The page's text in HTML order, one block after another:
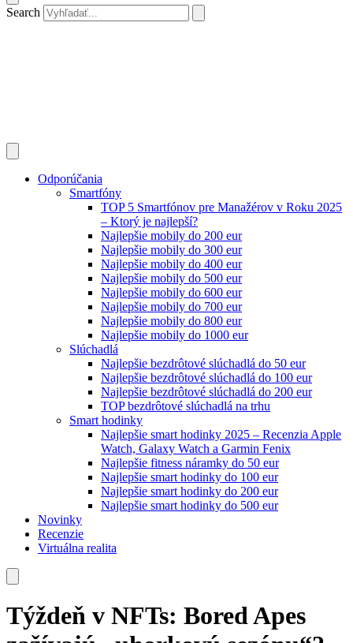
Search
Odporúčania
Smartfóny
TOP 5 Smartfónov pre Manažérov v Roku 2025
– Ktorý je najlepší?
Najlepšie mobily do 200 eur
Najlepšie mobily do 300 eur
Najlepšie mobily do 400 eur
Najlepšie mobily do 500 eur
Najlepšie mobily do 600 eur
Najlepšie mobily do 700 eur
Najlepšie mobily do 800 eur
Najlepšie mobily do 1000 eur
Slúchadlá
Najlepšie bezdrôtové slúchadlá do 50 eur
Najlepšie bezdrôtové slúchadlá do 100 eur
Najlepšie bezdrôtové slúchadlá do 200 eur
TOP bezdrôtové slúchadlá na trhu
Smart hodinky
Najlepšie smart hodinky 2025 – Recenzia Apple
Watch, Galaxy Watch a Garmin Fenix
Najlepšie fitness náramky do 50 eur
Najlepšie smart hodinky do 100 eur
Najlepšie smart hodinky do 200 eur
Najlepšie smart hodinky do 500 eur
Novinky
Recenzie
Virtuálna realita
Týždeň v NFTs: Bored Apes